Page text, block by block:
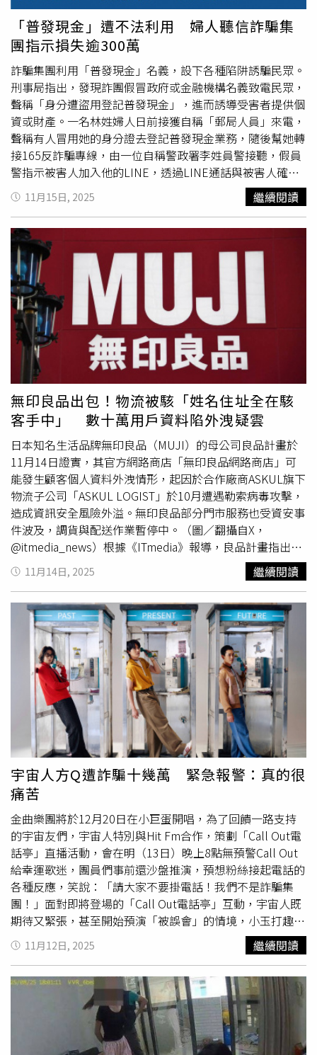
電，讓詐騙更具迷惑性，整個集團從控盤、系統商、電信商
到廣告商分工細膩，是近年破獲最完整的非法話務系統組織
之一。警方清查共找到73門人頭市話，已依《詐防條例》通
報電信業者斷話。初步統計，詐團4個月內發話近40萬通、
受害者約300人，財損超過3億元，手法包括假檢警、假投
資、猜猜我是誰等，手段惡劣，嚴重危害國人權益。為展現
打詐決心，檢警持續鞏固事證，兩名核心幹部也已遭法院羈
押禁見，避免更多民眾受害。台中市政府警察局刑事警察大
隊大隊長紀延熹表示，統計114年10月台中市受理詐欺案件
1961件、財損8億餘元，與去年同期比較，件數下降
24.6％、財損金額下降37.7％，與9月比較，受理件數亦下
降3.5％，財損下降10.6％。另統計114年1至10月，警方已
破獲詐欺集團587件、4742人，查扣不法利得9億餘元；警
銀聯阻攔阻民眾遭詐1519件，攔阻金額近12億元，各項數
據均較去年同期成長顯著，顯示台中市在強力打擊詐欺犯罪
展現實質成果。
「普發現金」遭不法利用 婦人聽信詐騙集
團指示損失逾300萬
詐騙集團利用「普發現金」名義，設下各種陷阱誘騙民眾。
刑事局指出，發現詐團假冒政府或金融機構名義致電民眾，
聲稱「身分遭盜用登記普發現金」，進而誘導受害者提供個
資或財產。一名林姓婦人日前接獲自稱「郵局人員」來電，
聲稱有人冒用她的身分證去登記普發現金業務，隨後幫她轉
接165反詐騙專線，由一位自稱警政署李姓員警接聽，假員
警指示被害人加入他的LINE，透過LINE通話與被害人確認
名下帳戶金額狀況等，又有一位自稱楊姓隊長的人轉接電
話，告訴被害人可能牽涉洗錢，甚至透過LINE傳了假的傳
票、搜索票，誆騙被害人若在家中被搜索到現金，會被當成
不法金流扣押，因此要被害人袋裝家中現金、金飾等，以
「替你申報該筆錢，以免被當成非法款項」為由，約定時間
見面交付財產監管，並要求被害人這件事要保密，甚至以
「幫忙向檢察官求情」當藉口，要被害人加入假冒的檢察官
LINE，使被害人深信不疑，認為事態嚴重且須配合偵查不
公開保密，將家中約300多萬現金交給詐團，損失慘重。警
方提醒當心詐團利用普發現金行騙。（圖／翻攝畫面）刑事
局提醒，近期已有多位民眾反映接獲詐騙電話或簡訊，表示
身分遭盜用登記領取普發現金，進一步以驗證為由要求民眾
提供個資。除此之外，詐團還會假冒政府、金融機構寄送簡
訊、打電話或傳連結，誘騙民眾點及網址、填資料、輸入驗
證碼，甚至操作ATM，以騙取個資及金錢。提醒民眾牢記
【普發一萬防詐】4不口訣：1.不點擊可疑連結2.不填寫個
資帳號3.不匯款任何費用4.不轉傳陌生訊息另外呼籲大眾務
必認明普發現金唯一官方網站： https：／／10000.gov.tw
，如有疑問可至財政部臉書、官網查詢相關登記及領取訊
息，政府「不會主動」寄發簡訊、電子郵件通知領錢登錄，
也「不會」電話要求至ATM或網銀操作轉帳，如看到可疑連
結，切記四不原則：不點擊（連結）、不填輸（個資）、不
寄送（提款卡）、不轉傳（訊息），並撥打165反詐騙諮詢
專線求證。
11月15日, 2025 繼續閱讀
無印良品出包！物流被駭「姓名住址全在駭
客手中」 數十萬用戶資料陷外洩疑雲
日本知名生活品牌無印良品（MUJI）的母公司良品計畫於
11月14日證實，其官方網路商店「無印良品網路商店」可
能發生顧客個人資料外洩情形，起因於合作廠商ASKUL旗下
物流子公司「ASKUL LOGIST」於10月遭遇勒索病毒攻擊，
造成資訊安全風險外溢。無印良品部分門市服務也受資安事
件波及，調貨與配送作業暫停中。（圖／翻攝自X，
@itmedia_news）根據《ITmedia》報導，良品計畫指出，
可能遭外洩的資訊包括顧客的姓名、住址、電話號碼與訂購
商品內容，惟並不包含信用卡資料。事件仍在調查階段，尚
無法確認具體影響範圍與時間。不過良品計畫也表示，截至
目前尚未發現個資被惡意使用的實例，但不排除未來出現
騙電話、冒名電郵、釣魚簡訊或推銷郵件等風險，呼籲顧客
提高警覺、留意可疑聯絡。另外，若後續確認資料確有外
洩，無印良品將依法通知受影響使用者，並依據日本相關個
資保護法規採取必要應對措施。本次資安事件也連帶影響到
無印良品線上與線下服務運作，自10月19日起，其網路商
店已全面暫停訂購與出貨功能，包含官網與行動App皆無法
使用，恢復時間未定。至於門市方面，調貨、庫存查詢、小
型商品配送等作業亦同步暫停。此外，原訂於10月24日至
11月3日舉行的「無印良品週」促銷活動，亦因本事件取消
網路參與，僅限實體門市進行。良品計畫強調將持續調查本
事件的實際影響，並強化資安防護機制，保障顧客資訊安
全。值得注意的是，ASKUL集團亦為其他零售品牌如Loft與
SOGO・西武提供物流服務，惟這些品牌目前皆未發現個資
外洩跡象。良品計畫11月14日發布聲明，提醒用戶注意個
資可能遭濫用風險。（圖／翻攝自ITmedia）
11月14日, 2025 繼續閱讀
宇宙人方Q遭詐騙十幾萬 緊急報警：真的很
痛苦
金曲樂團將於12月20日在小巨蛋開唱，為了回饋一路支持
的宇宙友們，宇宙人特別與Hit Fm合作，策劃「Call Out電
話亭」直播活動，會在明（13日）晚上8點無預警Call Out
給幸運歌迷，團員們事前還沙盤推演，預想粉絲接起電話的
各種反應，笑說：「請大家不要掛電話！我們不是詐騙集
團！」面對即將登場的「Call Out電話亭」互動，宇宙人既
期待又緊張，甚至開始預演「被誤會」的情境，小玉打趣表
示：「如果對方接起來大罵我們是『詐騙』，我就直接唱歌
給他聽，證明我們自己，不過對方可能會更懷疑說『不要用
AI聲音騙人』！」方Q也笑說若被掛電話，會稱讚對方很有
危機意識，阿奎則說宇宙友一向腦洞大開，「除了點歌、許
願，我更期待他們會說出什麼驚人金句！」現實生活中詐騙
集團太猖獗，讓三人也回想起親身經歷，方Q坦言自己真的
曾被騙過，「那時候假的電信公司說我中獎，結果填完資料
11月12日, 2025 繼續閱讀